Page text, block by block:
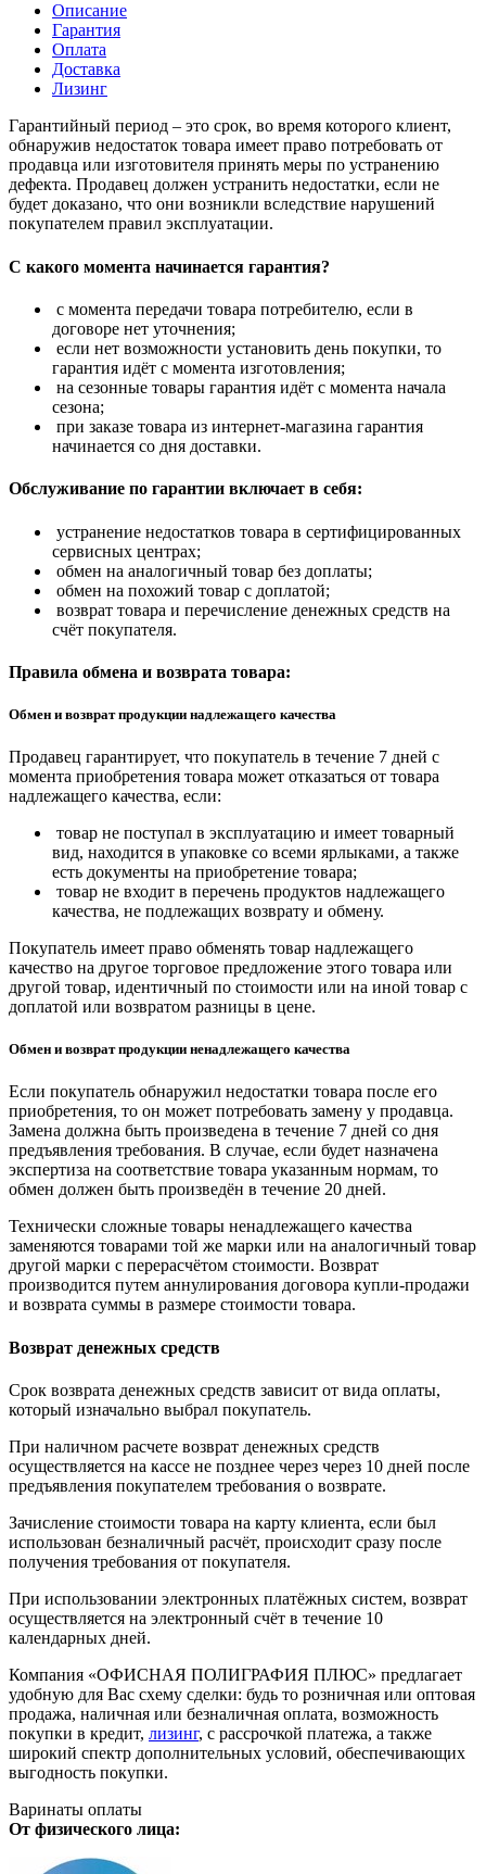
Описание
Гарантия
Оплата
Доставка
Лизинг
Гарантийный период – это срок, во время которого клиент,
обнаружив недостаток товара имеет право потребовать от
продавца или изготовителя принять меры по устранению
дефекта. Продавец должен устранить недостатки, если не
будет доказано, что они возникли вследствие нарушений
покупателем правил эксплуатации.
С какого момента начинается гарантия?
с момента передачи товара потребителю, если в
договоре нет уточнения;
если нет возможности установить день покупки, то
гарантия идёт с момента изготовления;
на сезонные товары гарантия идёт с момента начала
сезона;
при заказе товара из интернет-магазина гарантия
начинается со дня доставки.
Обслуживание по гарантии включает в себя:
устранение недостатков товара в сертифицированных
сервисных центрах;
обмен на аналогичный товар без доплаты;
обмен на похожий товар с доплатой;
возврат товара и перечисление денежных средств на
счёт покупателя.
Правила обмена и возврата товара:
Обмен и возврат продукции надлежащего качества
Продавец гарантирует, что покупатель в течение 7 дней с
момента приобретения товара может отказаться от товара
надлежащего качества, если:
товар не поступал в эксплуатацию и имеет товарный
вид, находится в упаковке со всеми ярлыками, а также
есть документы на приобретение товара;
товар не входит в перечень продуктов надлежащего
качества, не подлежащих возврату и обмену.
Покупатель имеет право обменять товар надлежащего
качество на другое торговое предложение этого товара или
другой товар, идентичный по стоимости или на иной товар с
доплатой или возвратом разницы в цене.
Обмен и возврат продукции ненадлежащего качества
Если покупатель обнаружил недостатки товара после его
приобретения, то он может потребовать замену у продавца.
Замена должна быть произведена в течение 7 дней со дня
предъявления требования. В случае, если будет назначена
экспертиза на соответствие товара указанным нормам, то
обмен должен быть произведён в течение 20 дней.
Технически сложные товары ненадлежащего качества
заменяются товарами той же марки или на аналогичный товар
другой марки с перерасчётом стоимости. Возврат
производится путем аннулирования договора купли-продажи
и возврата суммы в размере стоимости товара.
Возврат денежных средств
Срок возврата денежных средств зависит от вида оплаты,
который изначально выбрал покупатель.
При наличном расчете возврат денежных средств
осуществляется на кассе не позднее через через 10 дней после
предъявления покупателем требования о возврате.
Зачисление стоимости товара на карту клиента, если был
использован безналичный расчёт, происходит сразу после
получения требования от покупателя.
При использовании электронных платёжных систем, возврат
осуществляется на электронный счёт в течение 10
календарных дней.
Компания «ОФИСНАЯ ПОЛИГРАФИЯ ПЛЮС» предлагает
удобную для Вас схему сделки: будь то розничная или оптовая
продажа, наличная или безналичная оплата, возможность
покупки в кредит, лизинг, с рассрочкой платежа, а также
широкий спектр дополнительных условий, обеспечивающих
выгодность покупки.
Варинаты оплаты
От физического лица: